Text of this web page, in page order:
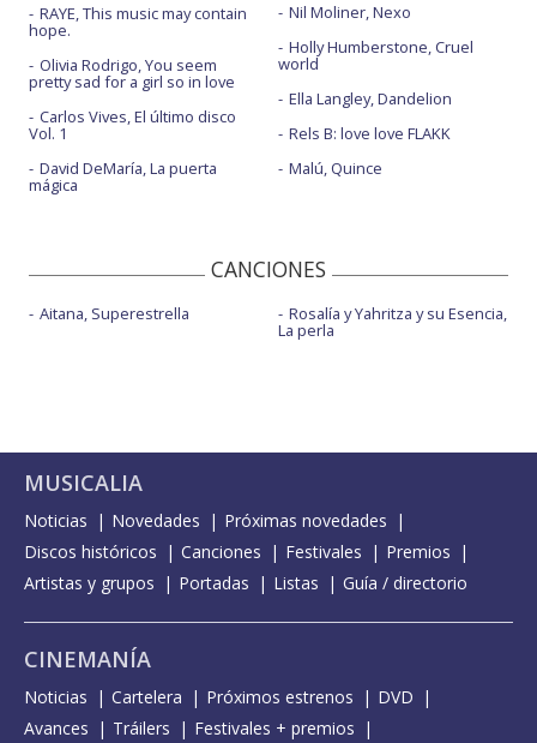
RAYE, This music may contain
hope.
Olivia Rodrigo, You seem
pretty sad for a girl so in love
Carlos Vives, El último disco
Vol. 1
David DeMaría, La puerta
mágica
Nil Moliner, Nexo
Holly Humberstone, Cruel
world
Ella Langley, Dandelion
Rels B: love love FLAKK
Malú, Quince
CANCIONES
Aitana, Superestrella Rosalía y Yahritza y su Esencia,
La perla
MUSICALIA
Noticias Novedades
Próximas novedades
Discos históricos
Canciones Festivales
Premios
Artistas y grupos
Portadas Listas Guía / directorio
CINEMANÍA
Noticias Cartelera Próximos estrenos
DVD
Avances
Tráilers Festivales + premios